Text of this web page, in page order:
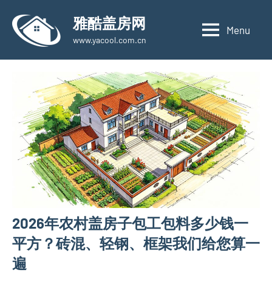
content
雅酷盖房网
www.yacool.com.cn
Menu
2026年农村盖房子包工包料多少钱一
平方？砖混、轻钢、框架我们给您算一
遍